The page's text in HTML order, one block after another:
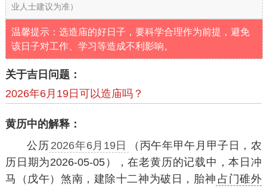
业人士建议为准）
温馨提示：选造庙的好日子，要科学合理作为前提，避免
该日子对工作、学习等造成不利影响。
关于吉日问题：
2026年6月19日可以造庙吗？
黄历中的解释：
公历 2026年6月19日
（丙午年甲午月甲子日，农
历日期为2026-05-05），在老黄历的记载中，本日冲
马（戊午）煞南，建除十二神为破日，胎神 占门碓外